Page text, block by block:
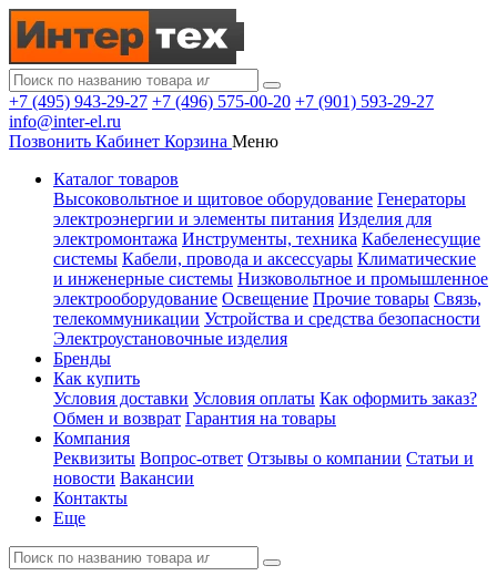
+7 (495) 943-29-27 +7 (496) 575-00-20 +7 (901) 593-29-27
info@inter-el.ru
Позвонить Кабинет Корзина Меню
Каталог товаров
Высоковольтное и щитовое оборудование Генераторы
электроэнергии и элементы питания Изделия для
электромонтажа Инструменты, техника Кабеленесущие
системы Кабели, провода и аксессуары Климатические
и инженерные системы Низковольтное и промышленное
электрооборудование Освещение Прочие товары Связь,
телекоммуникации Устройства и средства безопасности
Электроустановочные изделия
Бренды
Как купить
Условия доставки Условия оплаты Как оформить заказ?
Обмен и возврат Гарантия на товары
Компания
Реквизиты Вопрос-ответ Отзывы о компании Статьи и
новости Вакансии
Контакты
Еще